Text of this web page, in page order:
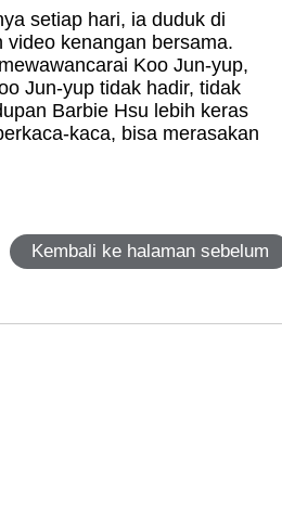
setiap hari, ia duduk di
kenangan bersama.
Koo Jun-yup,
Jun-yup tidak hadir, tidak
Barbie Hsu lebih keras
kaca, bisa merasakan
Kembali ke halaman sebelum